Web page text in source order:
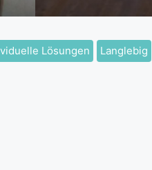
Lösungen Langlebig